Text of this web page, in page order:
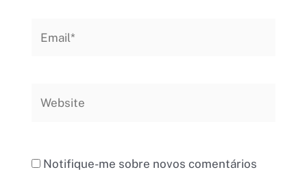
Notifique-me sobre novos comentários